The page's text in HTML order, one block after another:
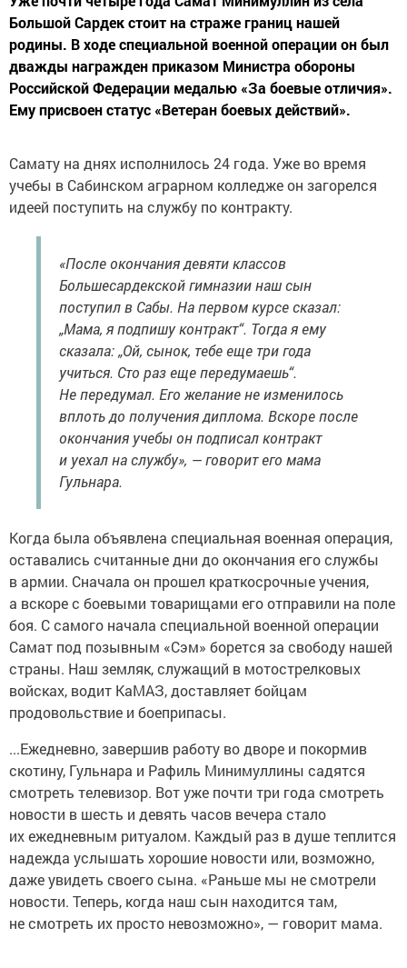
Большой Сардек стоит на страже границ нашей
родины. В ходе специальной военной операции он был
дважды награжден приказом Министра обороны
Российской Федерации медалью «За боевые отличия».
Ему присвоен статус «Ветеран боевых действий».
Самату на днях исполнилось 24 года. Уже во время
учебы в Сабинском аграрном колледже он загорелся
идеей поступить на службу по контракту.
«После окончания девяти классов
Большесардекской гимназии наш сын
поступил в Сабы. На первом курсе сказал:
„Мама, я подпишу контракт“. Тогда я ему
сказала: „Ой, сынок, тебе еще три года
учиться. Сто раз еще передумаешь“.
Не передумал. Его желание не изменилось
вплоть до получения диплома. Вскоре после
окончания учебы он подписал контракт
и уехал на службу», — говорит его мама
Гульнара.
Когда была объявлена специальная военная операция,
оставались считанные дни до окончания его службы
в армии. Сначала он прошел краткосрочные учения,
а вскоре с боевыми товарищами его отправили на поле
боя. С самого начала специальной военной операции
Самат под позывным «Сэм» борется за свободу нашей
страны. Наш земляк, служащий в мотострелковых
войсках, водит КаМАЗ, доставляет бойцам
продовольствие и боеприпасы.
...Ежедневно, завершив работу во дворе и покормив
скотину, Гульнара и Рафиль Минимуллины садятся
смотреть телевизор. Вот уже почти три года смотреть
новости в шесть и девять часов вечера стало
их ежедневным ритуалом. Каждый раз в душе теплится
надежда услышать хорошие новости или, возможно,
даже увидеть своего сына. «Раньше мы не смотрели
новости. Теперь, когда наш сын находится там,
не смотреть их просто невозможно», — говорит мама.